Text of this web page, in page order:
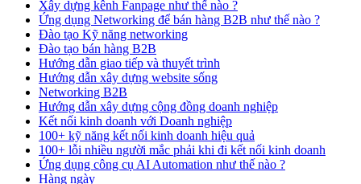
Xây dựng kênh Fanpage như thế nào ?
Ứng dụng Networking để bán hàng B2B như thế nào ?
Đào tạo Kỹ năng networking
Đào tạo bán hàng B2B
Hướng dẫn giao tiếp và thuyết trình
Hướng dẫn xây dựng website sống
Networking B2B
Hướng dẫn xây dựng cộng đồng doanh nghiệp
Kết nối kinh doanh với Doanh nghiệp
100+ kỹ năng kết nối kinh doanh hiệu quả
100+ lỗi nhiều người mắc phải khi đi kết nối kinh doanh
Ứng dụng công cụ AI Automation như thế nào ?
Hàng ngày